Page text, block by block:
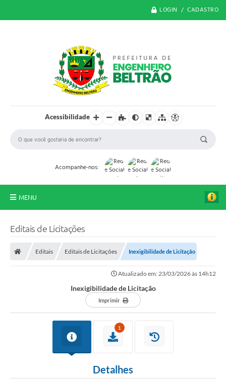
LOGIN / CADASTRO
Acessibilidade
Acompanhe-nos:
MENU
A Prefeitura
Editais de Licitações
Editais Editais de Licitações Inexigibilidade de Licitação
Atualizado em: 23/03/2026 às 14h12
Inexigibilidade de Licitação
Imprimir
1
Detalhes